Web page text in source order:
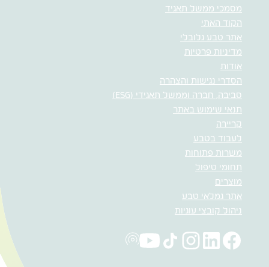
מסמכי ממשל תאגיד
הקוד האתי
אתר טבע גלובלי
מדיניות פרטיות
אודות
הסדרי נגישות והצהרה
סביבה, חברה וממשל תאגידי (ESG)
תנאי שימוש באתר
קריירה
לעבוד בטבע
משרות פתוחות
תחומי טיפול
מוצרים
אתר גמלאי טבע
ניהול קובצי עוגיות